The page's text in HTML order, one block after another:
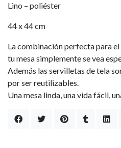
Lino – poliéster
44 x 44 cm
La combinación perfecta para
tu mesa simplemente se vea
Además las servilletas de tela
por ser reutilizables.
Una mesa linda, una vida fácil,